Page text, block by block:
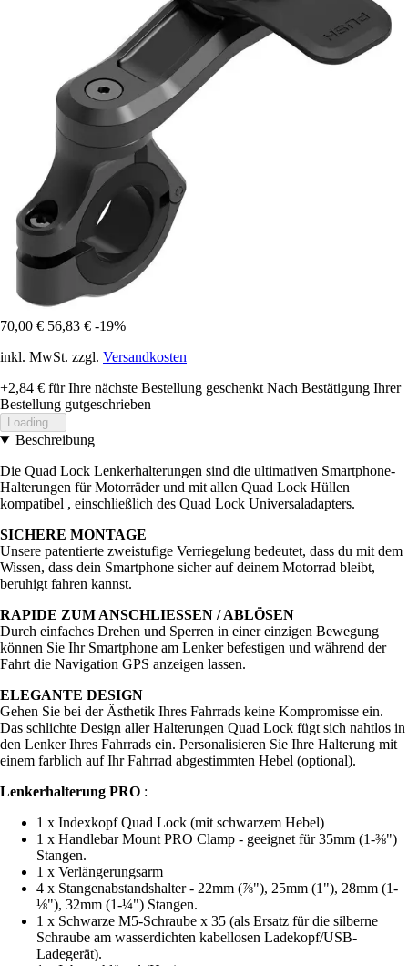
70,00 € 56,83 € -19%
inkl. MwSt. zzgl. Versandkosten
+2,84 € für Ihre nächste Bestellung geschenkt Nach Bestätigung Ihrer
Bestellung gutgeschrieben
Loading...
Beschreibung
Die Quad Lock Lenkerhalterungen sind die ultimativen Smartphone-
Halterungen für Motorräder und mit allen Quad Lock Hüllen
kompatibel , einschließlich des Quad Lock Universaladapters.
SICHERE MONTAGE
Unsere patentierte zweistufige Verriegelung bedeutet, dass du mit dem
Wissen, dass dein Smartphone sicher auf deinem Motorrad bleibt,
beruhigt fahren kannst.
RAPIDE ZUM ANSCHLIESSEN / ABLÖSEN
Durch einfaches Drehen und Sperren in einer einzigen Bewegung
können Sie Ihr Smartphone am Lenker befestigen und während der
Fahrt die Navigation GPS anzeigen lassen.
ELEGANTE DESIGN
Gehen Sie bei der Ästhetik Ihres Fahrrads keine Kompromisse ein.
Das schlichte Design aller Halterungen Quad Lock fügt sich nahtlos in
den Lenker Ihres Fahrrads ein. Personalisieren Sie Ihre Halterung mit
einem farblich auf Ihr Fahrrad abgestimmten Hebel (optional).
Lenkerhalterung PRO :
1 x Indexkopf Quad Lock (mit schwarzem Hebel)
1 x Handlebar Mount PRO Clamp - geeignet für 35mm (1-⅜")
Stangen.
1 x Verlängerungsarm
4 x Stangenabstandshalter - 22mm (⅞"), 25mm (1"), 28mm (1-
⅛"), 32mm (1-¼") Stangen.
1 x Schwarze M5-Schraube x 35 (als Ersatz für die silberne
Schraube am wasserdichten kabellosen Ladekopf/USB-
Ladegerät).